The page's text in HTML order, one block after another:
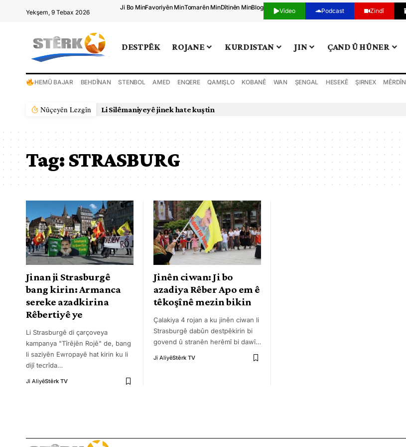
Yekşem, 9 Tebax 2026
Ji Bo MinFavoriyên MinTomarên MinDîtinên MinBlog Video Podcast Zindî
DESTPÊK ROJANE KURDISTAN JIN ÇAND Û HÛNER
HEMÛ BAJAR BEHDÎNAN STENBOL AMED ENQERE QAMIŞLO KOBANÊ WAN ŞENGAL HESEKÊ ŞIRNEX MÊRDÎN
Nûçeyên Lezgîn Li Silêmaniyeyê jinek hate kuştin
Tag: STRASBURG
Jinan ji Strasburgê
bang kirin: Armanca
sereke azadkirina
Rêbertiyê ye
Li Strasburgê di çarçoveya
kampanya "Tîrêjên Rojê" de, bang
li saziyên Ewropayê hat kirin ku li
dijî tecrîda…
Ji AliyêStêrk TV
Jinên ciwan: Ji bo
azadiya Rêber Apo em ê
têkoşînê mezin bikin
Çalakiya 4 rojan a ku jinên ciwan li
Strasburgê dabûn destpêkirin bi
govend û stranên herêmî bi dawî…
Ji AliyêStêrk TV